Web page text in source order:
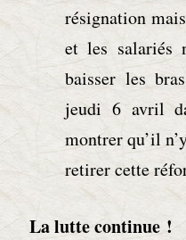
résignation
et les salariés
baisser les
jeudi 6 avril
montrer qu’il
retirer cette
La lutte continue !